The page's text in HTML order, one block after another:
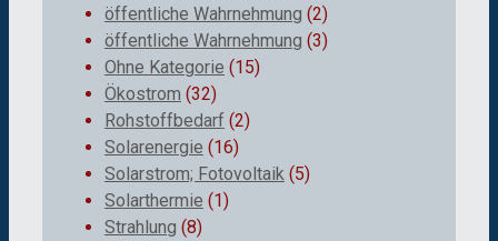
öffentliche Wahrnehmung (2)
öffentliche Wahrnehmung (3)
Ohne Kategorie (15)
Ökostrom (32)
Rohstoffbedarf (2)
Solarenergie (16)
Solarstrom; Fotovoltaik (5)
Solarthermie (1)
Strahlung (8)